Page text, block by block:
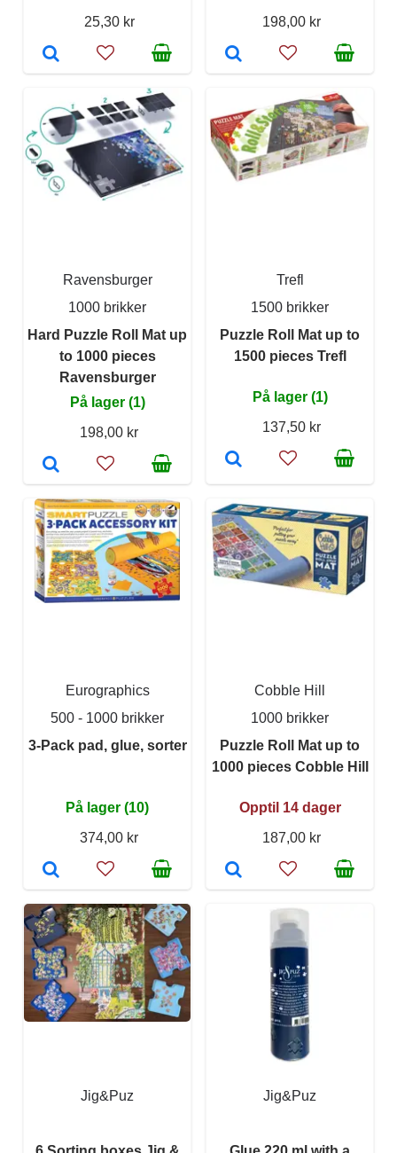
25,30 kr
198,00 kr
Ravensburger
1000 brikker
Hard Puzzle Roll Mat up
to 1000 pieces
Ravensburger
På lager (1)
198,00 kr
Trefl
1500 brikker
Puzzle Roll Mat up to
1500 pieces Trefl
På lager (1)
137,50 kr
Eurographics
500 - 1000 brikker
3-Pack pad, glue, sorter
På lager (10)
374,00 kr
Cobble Hill
1000 brikker
Puzzle Roll Mat up to
1000 pieces Cobble Hill
Opptil 14 dager
187,00 kr
Jig&Puz Jig&Puz